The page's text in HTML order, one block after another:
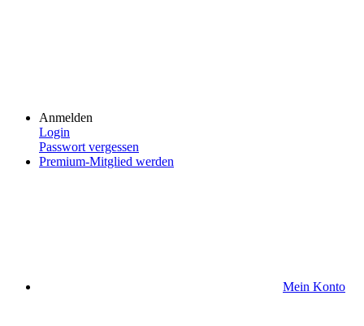
Anmelden
Login
Passwort vergessen
Premium-Mitglied werden
Mein Konto